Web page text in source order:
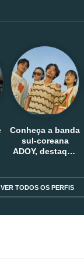
Conheça a banda
sul-coreana
ADOY, destaque
VER TODOS OS PERFIS